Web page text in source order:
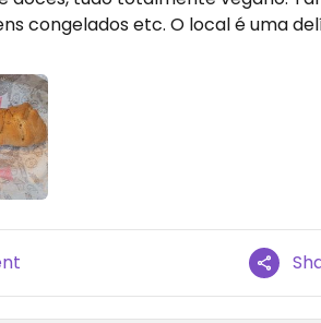
congelados etc. O local é uma